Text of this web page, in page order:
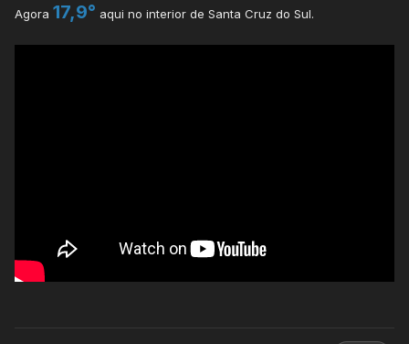
Agora 17,9° aqui no interior de Santa Cruz do Sul.